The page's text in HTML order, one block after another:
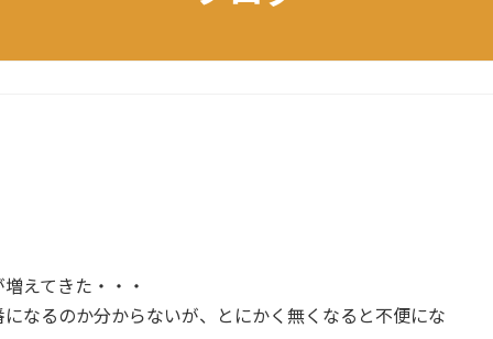
えてきた・・・
なるのか分からないが、とにかく無くなると不便にな